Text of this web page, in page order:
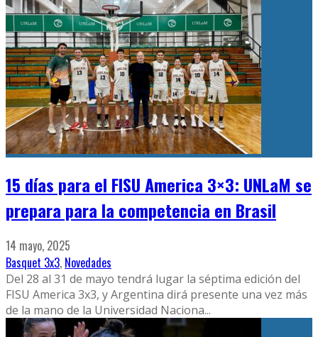
15 días para el FISU America 3×3: UNLaM se
prepara para la competencia en Brasil
14 mayo, 2025
Basquet 3x3, Novedades
Del 28 al 31 de mayo tendrá lugar la séptima edición del
FISU America 3x3, y Argentina dirá presente una vez más
de la mano de la Universidad Naciona...